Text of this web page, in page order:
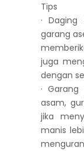
Tips
·
garang
juga
dengan
·
asam,
jika
manis